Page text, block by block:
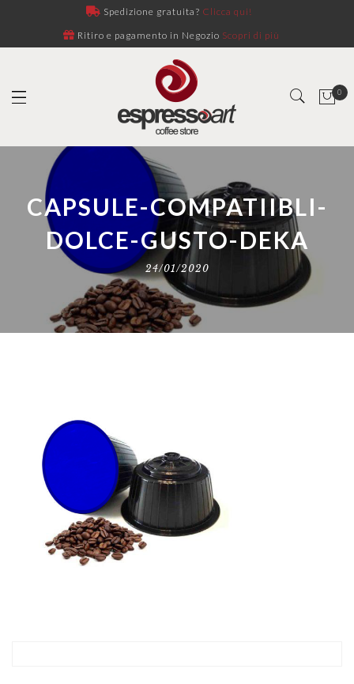
Spedizione gratuita? Clicca qui!
Ritiro e pagamento in Negozio Scopri di più
0
CAPSULE-COMPATIIBLI-
DOLCE-GUSTO-DEKA
24/01/2020